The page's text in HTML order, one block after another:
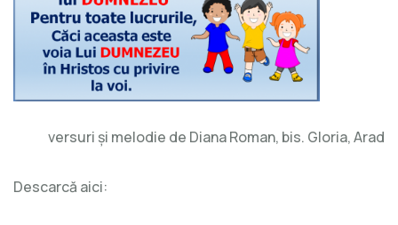
versuri și melodie de Diana Roman, bis. Gloria, Arad
Descarcă aici: